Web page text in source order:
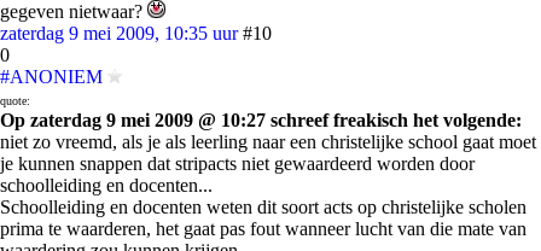
gegeven nietwaar?
zaterdag 9 mei 2009, 10:35 uur #10
0
#ANONIEM
quote:
Op zaterdag 9 mei 2009 @ 10:27 schreef freakisch het volgende:
niet zo vreemd, als je als leerling naar een christelijke school gaat moet
je kunnen snappen dat stripacts niet gewaardeerd worden door
schoolleiding en docenten...
Schoolleiding en docenten weten dit soort acts op christelijke scholen
prima te waarderen, het gaat pas fout wanneer lucht van die mate van